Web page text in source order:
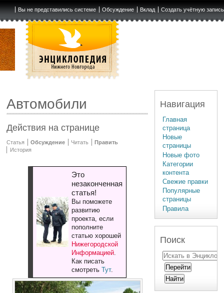
Вы не представились системе Обсуждение Вклад Создать учётную запись
Автомобили
Действия на странице
Статья Обсуждение Читать
Править
История
Это
незаконченная
статья!
Вы поможете
развитию
проекта, если
пополните
статью хорошей
Нижегородской
Информацией.
Как писать
смотреть Тут.
Навигация
Главная
страница
Новые
страницы
Новые фото
Категории
контента
Свежие правки
Популярные
страницы
Правила
Поиск